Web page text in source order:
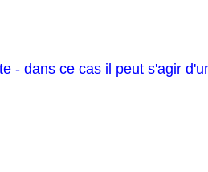
- dans ce cas il peut s'agir